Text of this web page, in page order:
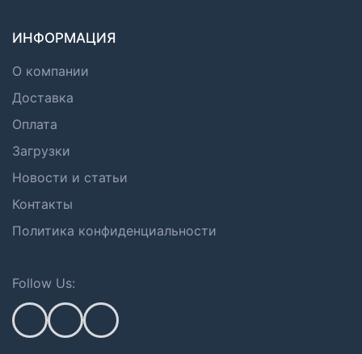
ИНФОРМАЦИЯ
О компании
Доставка
Оплата
Загрузки
Новости и статьи
Контакты
Политика конфиденциальности
Follow Us: